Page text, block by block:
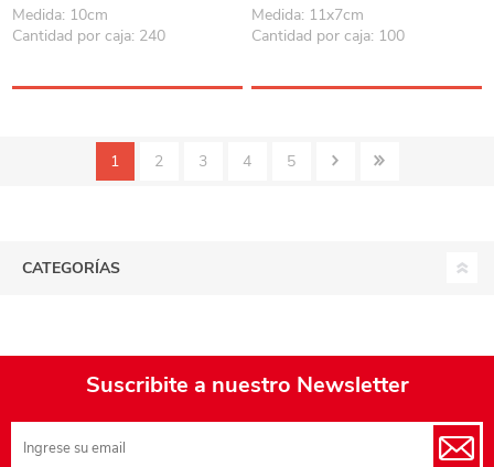
Medida: 10cm
Cantidad por caja: 240
Medida: 11x7cm
Cantidad por caja: 100
1 2 3 4 5
CATEGORÍAS
Suscribite a nuestro Newsletter